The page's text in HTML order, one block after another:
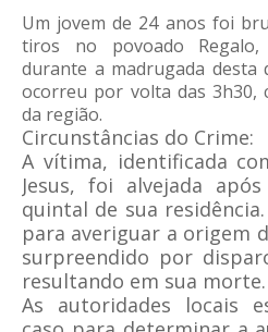
Um jovem de 24 anos foi
tiros no povoado
durante a madrugada desta
ocorreu por volta das 3h30,
da região.
Circunstâncias do Crime:
A vítima, identificada
Jesus, foi alvejada
quintal de sua
para averiguar a origem
surpreendido por
resultando em sua morte.
As autoridades locais